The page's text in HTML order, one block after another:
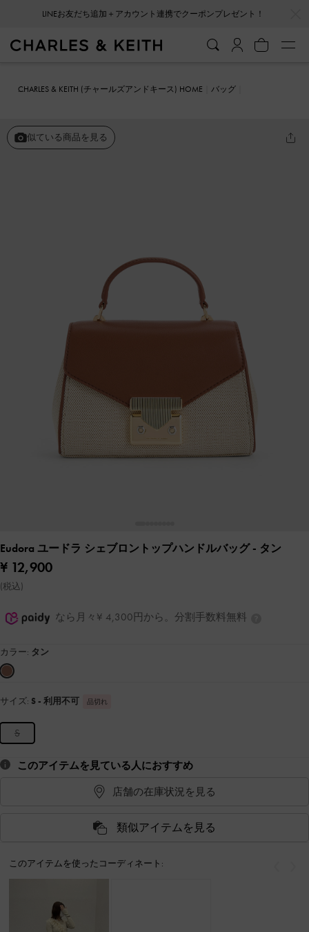
LINEお友だち追加＋アカウント連携でクーポンプレゼント！
CHARLES & KEITH (チャールズアンドキース) HOME
バッグ
似ている商品を見る
Eudora ユードラ シェブロントップハンドルバッグ- タン
¥ 12,900
(税込)
なら月々¥ 4,300円から。分割手数料無料
カラー: タン
サイズ: S - 利用不可 品切れ
S
このアイテムを見ている人におすすめ
店舗の在庫状況を見る
類似アイテムを見る
このアイテムを使ったコーディネート: